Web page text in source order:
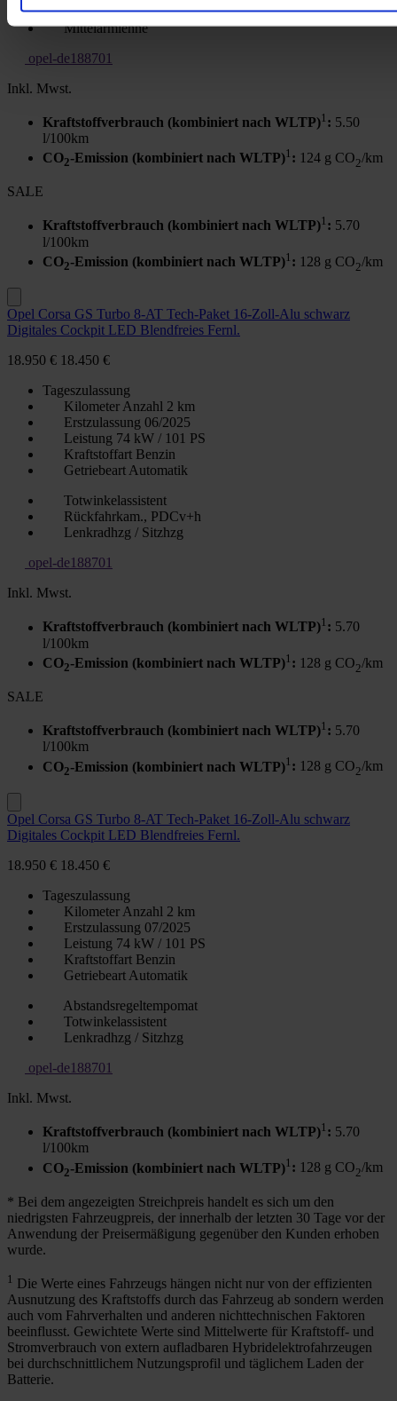
Musikstreaming
Mittelarmlehne
opel-de188701
Inkl. Mwst.
Kraftstoffverbrauch (kombiniert nach WLTP)1 : 5.50
l/100km
CO2-Emission (kombiniert nach WLTP)1 : 124 g CO2/km
SALE
Kraftstoffverbrauch (kombiniert nach WLTP)1 : 5.70
l/100km
CO2-Emission (kombiniert nach WLTP)1 : 128 g CO2/km
Opel Corsa GS Turbo 8-AT Tech-Paket 16-Zoll-Alu schwarz
Digitales Cockpit LED Blendfreies Fernl.
18.950 € 18.450 €
Tageszulassung
Kilometer Anzahl 2 km
Erstzulassung 06/2025
Leistung 74 kW / 101 PS
Kraftstoffart Benzin
Getriebeart Automatik
Totwinkelassistent
Rückfahrkam., PDCv+h
Lenkradhzg / Sitzhzg
opel-de188701
Inkl. Mwst.
Kraftstoffverbrauch (kombiniert nach WLTP)1 : 5.70
l/100km
CO2-Emission (kombiniert nach WLTP)1 : 128 g CO2/km
SALE
Kraftstoffverbrauch (kombiniert nach WLTP)1 : 5.70
l/100km
CO2-Emission (kombiniert nach WLTP)1 : 128 g CO2/km
Opel Corsa GS Turbo 8-AT Tech-Paket 16-Zoll-Alu schwarz
Digitales Cockpit LED Blendfreies Fernl.
18.950 € 18.450 €
Tageszulassung
Kilometer Anzahl 2 km
Erstzulassung 07/2025
Leistung 74 kW / 101 PS
Kraftstoffart Benzin
Getriebeart Automatik
Abstandsregeltempomat
Totwinkelassistent
Lenkradhzg / Sitzhzg
opel-de188701
Inkl. Mwst.
Kraftstoffverbrauch (kombiniert nach WLTP)1 : 5.70
l/100km
CO2-Emission (kombiniert nach WLTP)1 : 128 g CO2/km
* Bei dem angezeigten Streichpreis handelt es sich um den
niedrigsten Fahrzeugpreis, der innerhalb der letzten 30 Tage vor der
Anwendung der Preisermäßigung gegenüber den Kunden erhoben
wurde.
1 Die Werte eines Fahrzeugs hängen nicht nur von der effizienten
Ausnutzung des Kraftstoffs durch das Fahrzeug ab sondern werden
auch vom Fahrverhalten und anderen nichttechnischen Faktoren
beeinflusst. Gewichtete Werte sind Mittelwerte für Kraftstoff- und
Stromverbrauch von extern aufladbaren Hybridelektrofahrzeugen
bei durchschnittlichem Nutzungsprofil und täglichem Laden der
Batterie.